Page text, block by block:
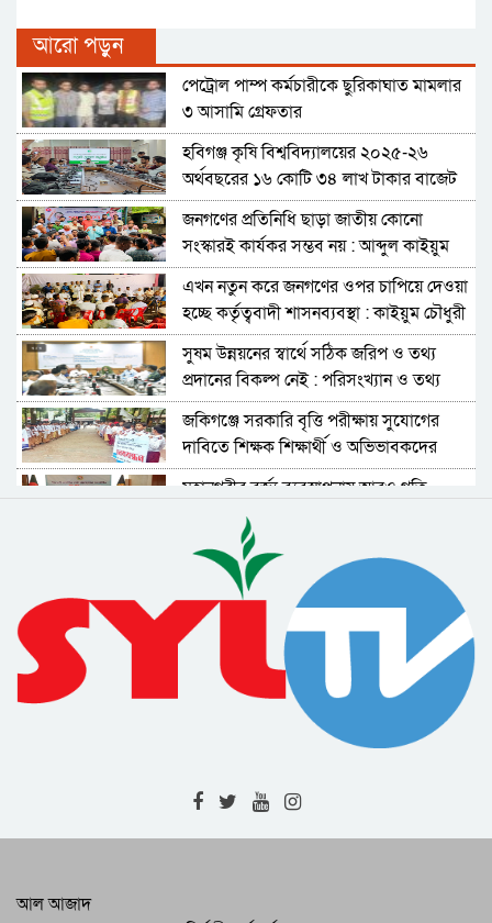
আরো পড়ুন
পেট্রোল পাম্প কর্মচারীকে ছুরিকাঘাত মামলার
৩ আসামি গ্রেফতার
হবিগঞ্জ কৃষি বিশ্ববিদ্যালয়ের ২০২৫-২৬
অর্থবছরের ১৬ কোটি ৩৪ লাখ টাকার বাজেট
ঘোষণা
জনগণের প্রতিনিধি ছাড়া জাতীয় কোনো
সংস্কারই কার্যকর সম্ভব নয় : আব্দুল কাইয়ুম
চৌধুরী
এখন নতুন করে জনগণের ওপর চাপিয়ে দেওয়া
হচ্ছে কর্তৃত্ববাদী শাসনব্যবস্থা : কাইয়ুম চৌধুরী
সুষম উন্নয়নের স্বার্থে সঠিক জরিপ ও তথ্য
প্রদানের বিকল্প নেই : পরিসংখ্যান ও তথ্য
ব্যবস্থাপনা সচিব
জকিগঞ্জে সরকারি বৃত্তি পরীক্ষায় সুযোগের
দাবিতে শিক্ষক শিক্ষার্থী ও অভিভাবকদের
মানববন্ধন
মহানগরীর বর্জ্য ব্যবস্থাপনায় আরও গতি
আনতে নীতিমালা প্রণয়নের উদ্যোগ নিয়েছে
বিমান দুর্ঘটনার তদন্তে স্বাধীন বিচার বিভাগীয়
ও উচ্চক্ষমতাসম্পন্ন তদন্ত কমিশন দাবি
বিএনপির
এনসিপির কর্মসূচি ঘিরে নানা ধরনের
অপপ্রচারের চেষ্টা চলছে : সিলেটে সংবাদ
সম্মেলনে অভিযোগ
শহীদ সাংবাদিক তুরাব হত্যামামলার দ্রুত
বিচার দাবিতে ফটো জার্নালিস্ট
এসোসিয়েশনের স্মারকলিপি
বৈষম্যের বিরুদ্ধে নাগরিক প্রতিবাদের
আহবান
মদের বিষক্রিয়ায় মারা যাওয়ার আশঙ্কা
আল আজাদ